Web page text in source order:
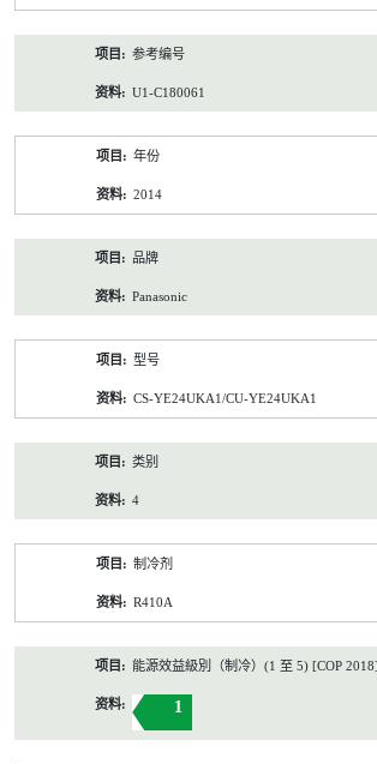
参考编号
U1-C180061
年份
2014
品牌
Panasonic
型号
CS-YE24UKA1/CU-YE24UKA1
类别
4
制冷剂
R410A
能源效益級別（制冷）(1 至 5) [COP 2018]
1